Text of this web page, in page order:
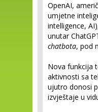
OpenAI,
umjetne
intelligence,
unutar
chatbota, pod
Nova funkcija
aktivnosti sa
ujutro donosi
izvještaje u